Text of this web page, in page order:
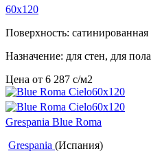
60x120
Поверхность: сатинированная
Назначение: для стен, для пола
Цена от 6 287 c/м2
Grespania Blue Roma
Grespania (Испания)